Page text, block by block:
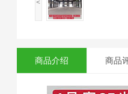
<
商品介绍 商品